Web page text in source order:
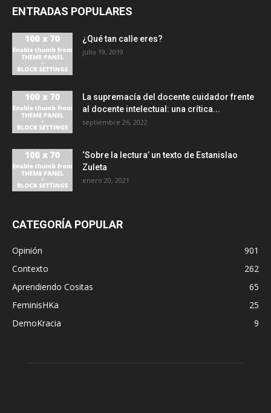
ENTRADAS POPULARES
¿Qué tan calle eres?
julio 19, 2019
La supremacía del docente cuidador frente
al docente intelectual: una crítica...
septiembre 26, 2022
‘Sobre la lectura’ un texto de Estanislao
Zuleta
enero 20, 2021
CATEGORÍA POPULAR
Opinión
901
Contexto
262
Aprendiendo Cositas
65
FeminisHKa
25
DemoKracia
9